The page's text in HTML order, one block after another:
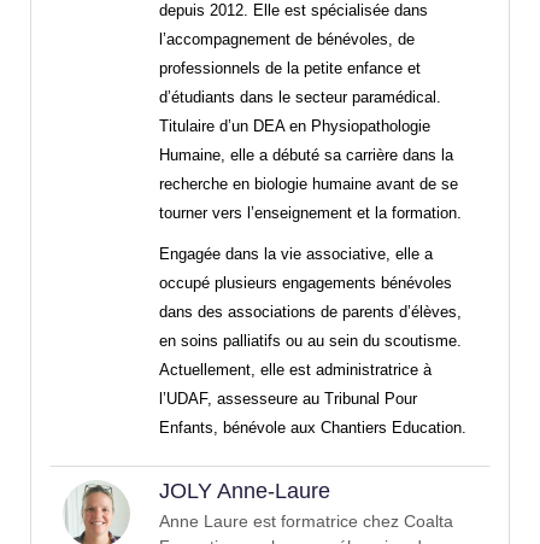
depuis 2012. Elle est spécialisée dans
l’accompagnement de bénévoles, de
professionnels de la petite enfance et
d’étudiants dans le secteur paramédical.
Titulaire d’un DEA en Physiopathologie
Humaine, elle a débuté sa carrière dans la
recherche en biologie humaine avant de se
tourner vers l’enseignement et la formation.
Engagée dans la vie associative, elle a
occupé plusieurs engagements bénévoles
dans des associations de parents d’élèves,
en soins palliatifs ou au sein du scoutisme.
Actuellement, elle est administratrice à
l’UDAF, assesseure au Tribunal Pour
Enfants, bénévole aux Chantiers Education.
JOLY Anne-Laure
Anne Laure est formatrice chez Coalta